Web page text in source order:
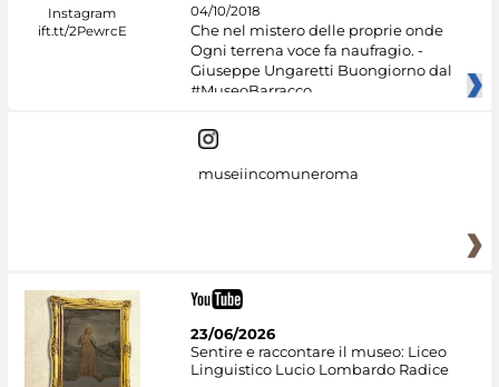
04/10/2018
Che nel mistero delle proprie onde
Ogni terrena voce fa naufragio. -
Giuseppe Ungaretti Buongiorno dal
#MuseoBarracco
museiincomuneroma
23/06/2026
Sentire e raccontare il museo: Liceo
Linguistico Lucio Lombardo Radice